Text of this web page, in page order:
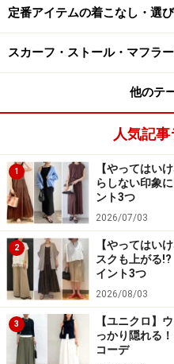
定番アイテムの着こなし・選
スカーフ・ストール・マフラ
他のテ
人気記
1
【やってはい
らしない印象
ント3つ
2026/07/03
2
【やってはい
スクも上がる
イント3つ
2026/08/03
3
【ユニクロ】
っかり隠れる
コーデ